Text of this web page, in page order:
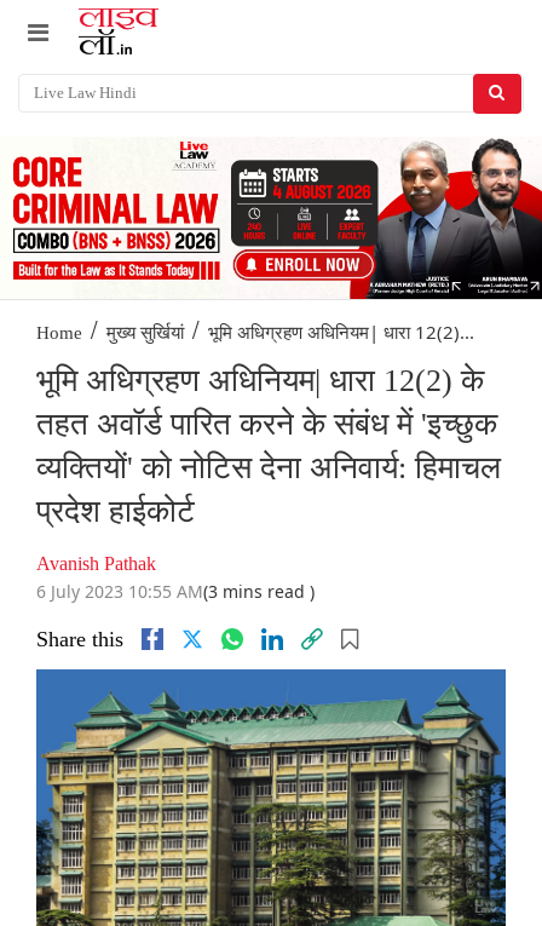
Home / मुख्य सुर्खियां / भूमि अधिग्रहण अधिनियम| धारा 12(2)...
भूमि अधिग्रहण अधिनियम| धारा 12(2) के
तहत अवॉर्ड पारित करने के संबंध में 'इच्छुक
व्यक्तियों' को नोटिस देना अनिवार्य: हिमाचल
प्रदेश हाईकोर्ट
Avanish Pathak
6 July 2023 10:55 AM(3 mins read )
Share this